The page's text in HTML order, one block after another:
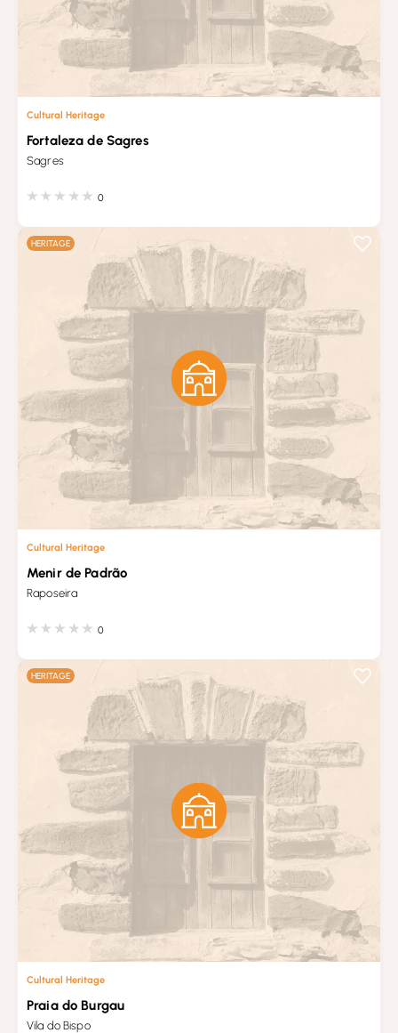
Cultural Heritage
Fortaleza de Sagres
Sagres
0
HERITAGE
Cultural Heritage
Menir de Padrão
Raposeira
0
HERITAGE
Cultural Heritage
Praia do Burgau
Vila do Bispo